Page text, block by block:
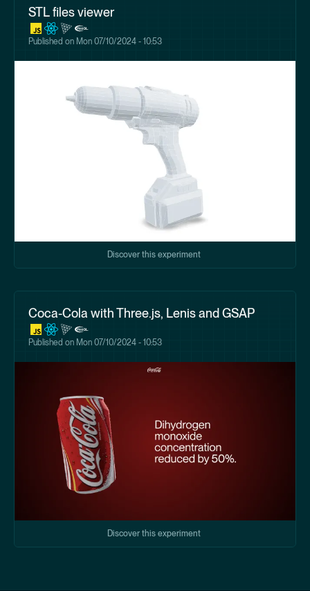
STL files viewer
Published on Mon 07/10/2024 - 10:53
Discover this experiment
Coca-Cola with Three.js, Lenis and GSAP
Published on Mon 07/10/2024 - 10:53
Discover this experiment